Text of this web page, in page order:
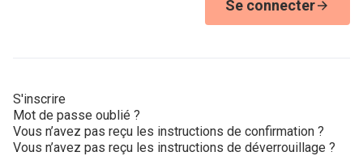
Se connecter
S'inscrire
Mot de passe oublié ?
Vous n’avez pas reçu les instructions de confirmation ?
Vous n’avez pas reçu les instructions de déverrouillage ?